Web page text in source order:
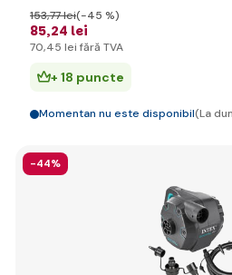
85,24 lei
153,77 lei(-45 %)
70,45 lei fără TVA
+ 18 puncte
Momentan nu este disponibil(La
-44%